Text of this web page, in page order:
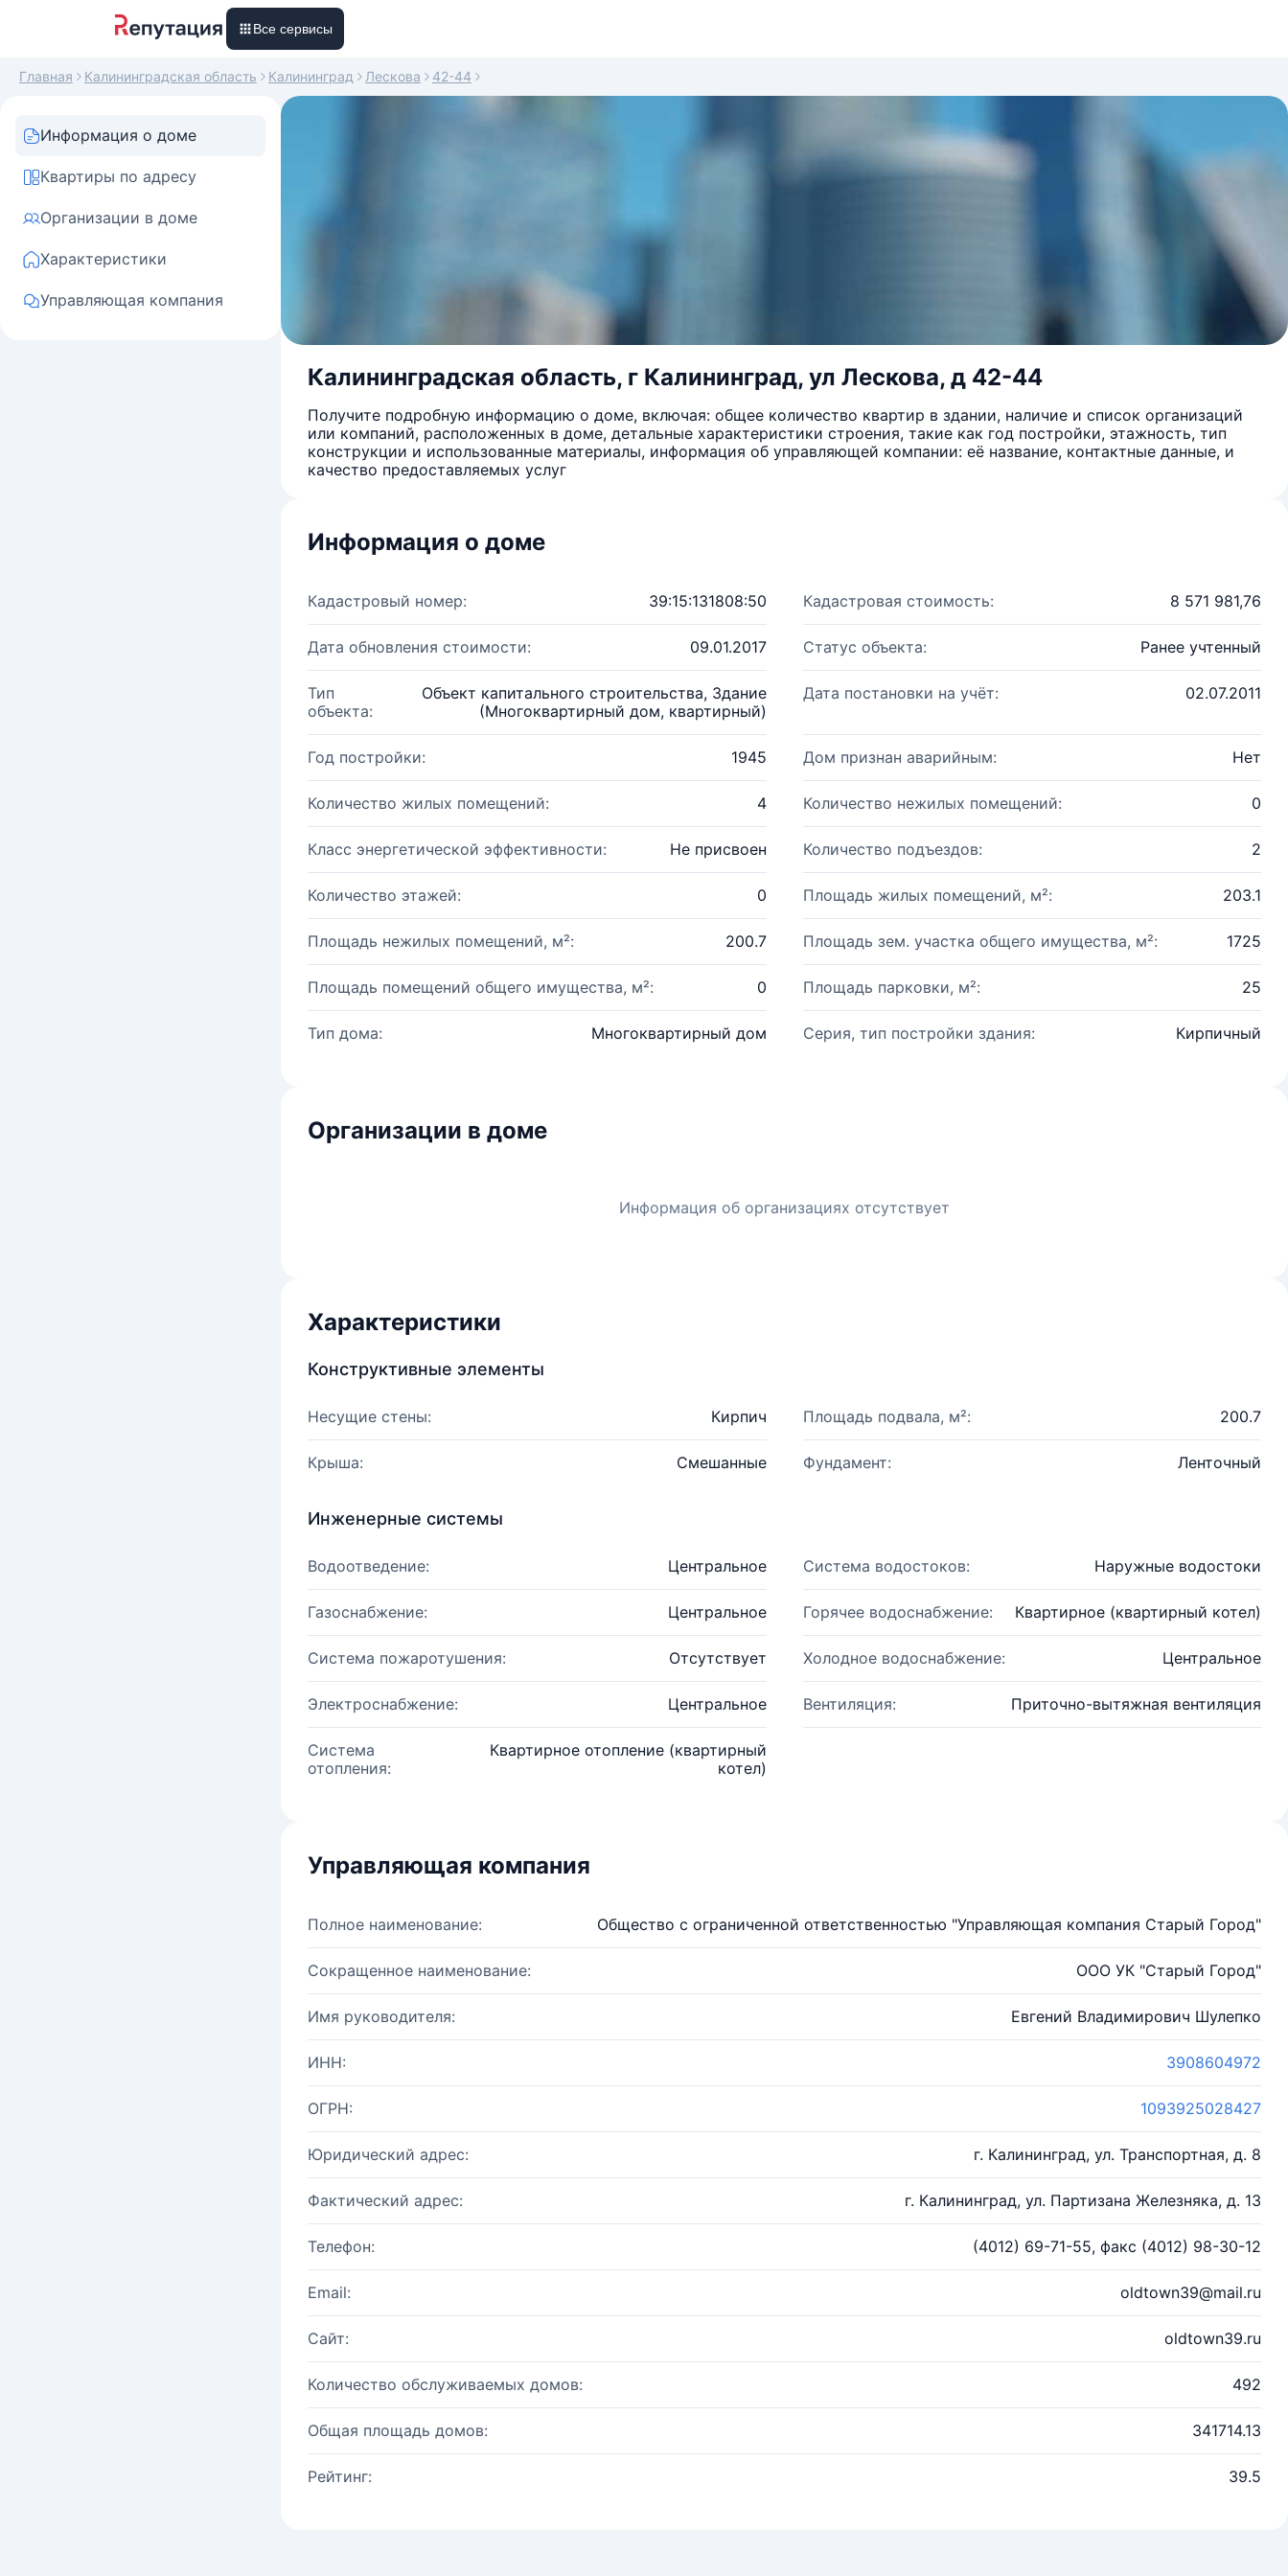
Все сервисы
Главная Калининградская область Калининград Лескова 42-44
Информация о доме
Квартиры по адресу
Организации в доме
Характеристики
Управляющая компания
Калининградская область, г Калининград, ул Лескова, д 42-44
Получите подробную информацию о доме, включая: общее количество квартир в здании, наличие и список организаций
или компаний, расположенных в доме, детальные характеристики строения, такие как год постройки, этажность, тип
конструкции и использованные материалы, информация об управляющей компании: её название, контактные данные, и
качество предоставляемых услуг
Информация о доме
Кадастровый номер: 39:15:131808:50 Кадастровая стоимость: 8 571 981,76
Дата обновления стоимости: 09.01.2017 Статус объекта: Ранее учтенный
Тип
объекта:
Объект капитального строительства, Здание
(Многоквартирный дом, квартирный)
Дата постановки на учёт: 02.07.2011
Год постройки: 1945 Дом признан аварийным: Нет
Количество жилых помещений: 4 Количество нежилых помещений: 0
Класс энергетической эффективности: Не присвоен Количество подъездов: 2
Количество этажей: 0 Площадь жилых помещений, м²: 203.1
Площадь нежилых помещений, м²: 200.7 Площадь зем. участка общего имущества, м²: 1725
Площадь помещений общего имущества, м²: 0 Площадь парковки, м²: 25
Тип дома: Многоквартирный дом Серия, тип постройки здания: Кирпичный
Организации в доме
Информация об организациях отсутствует
Характеристики
Конструктивные элементы
Несущие стены: Кирпич Площадь подвала, м²: 200.7
Крыша: Смешанные Фундамент: Ленточный
Инженерные системы
Водоотведение: Центральное Система водостоков: Наружные водостоки
Газоснабжение: Центральное Горячее водоснабжение: Квартирное (квартирный котел)
Система пожаротушения: Отсутствует Холодное водоснабжение: Центральное
Электроснабжение: Центральное Вентиляция: Приточно-вытяжная вентиляция
Система
отопления:
Квартирное отопление (квартирный
котел)
Управляющая компания
Полное наименование: Общество с ограниченной ответственностью "Управляющая компания Старый Город"
Сокращенное наименование: ООО УК "Старый Город"
Имя руководителя: Евгений Владимирович Шулепко
ИНН: 3908604972
ОГРН: 1093925028427
Юридический адрес: г. Калининград, ул. Транспортная, д. 8
Фактический адрес: г. Калининград, ул. Партизана Железняка, д. 13
Телефон: (4012) 69-71-55, факс (4012) 98-30-12
Email: oldtown39@mail.ru
Сайт: oldtown39.ru
Количество обслуживаемых домов: 492
Общая площадь домов: 341714.13
Рейтинг: 39.5